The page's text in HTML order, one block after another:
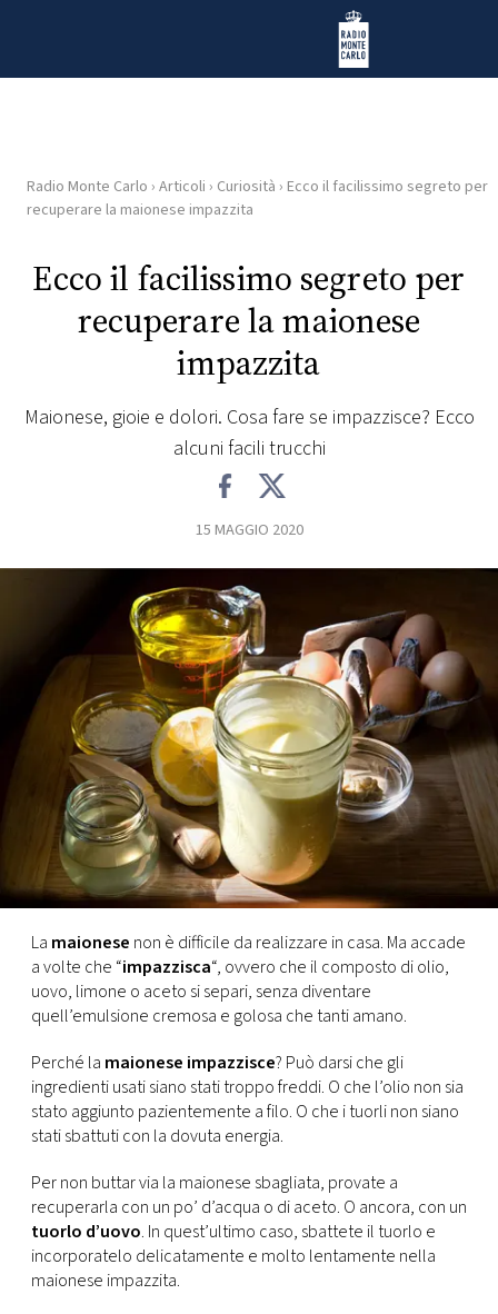
Radio Monte Carlo
HOME
RADIO
WEB
PLAYLIST
CONCORSI
EVENTI
VIDEO
TV
PRINCIPATO
DI
MONACO
RMC
CONSIGLIA
Radio Monte Carlo › Articoli › Curiosità › Ecco il facilissimo segreto per
recuperare la maionese impazzita
Ecco il facilissimo segreto per
recuperare la maionese
impazzita
Maionese, gioie e dolori. Cosa fare se impazzisce? Ecco
alcuni facili trucchi
15 MAGGIO 2020
La maionese non è difficile da realizzare in casa. Ma accade
a volte che “impazzisca“, ovvero che il composto di olio,
uovo, limone o aceto si separi, senza diventare
quell’emulsione cremosa e golosa che tanti amano.
Perché la maionese impazzisce? Può darsi che gli
ingredienti usati siano stati troppo freddi. O che l’olio non sia
stato aggiunto pazientemente a filo. O che i tuorli non siano
stati sbattuti con la dovuta energia.
Per non buttar via la maionese sbagliata, provate a
recuperarla con un po’ d’acqua o di aceto. O ancora, con un
tuorlo d’uovo. In quest’ultimo caso, sbattete il tuorlo e
incorporatelo delicatamente e molto lentamente nella
maionese impazzita.